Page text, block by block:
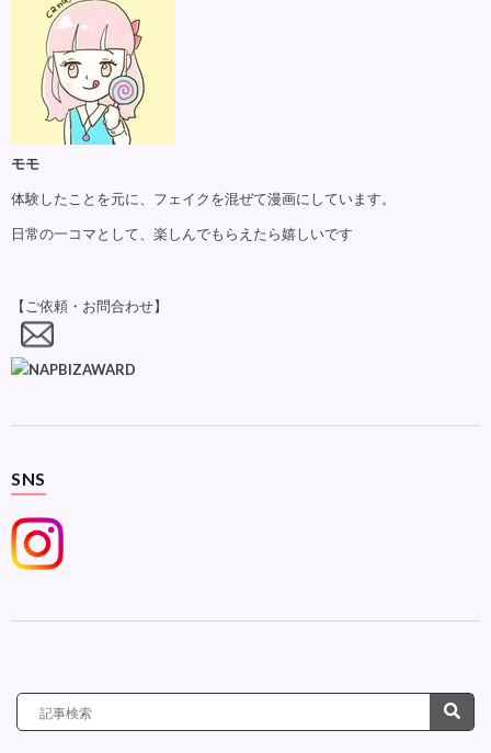
モモ
体験したことを元に、フェイクを混ぜて漫画にしています。
日常の一コマとして、楽しんでもらえたら嬉しいです
【ご依頼・お問合わせ】
SNS